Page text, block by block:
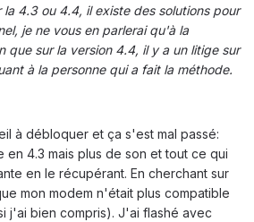
la 4.3 ou 4.4, il existe des solutions pour
je ne vous en parlerai qu'à la
que sur la version 4.4, il y a un litige sur
à la personne qui a fait la méthode.
à débloquer et ça s'est mal passé:
en 4.3 mais plus de son et tout ce qui
en le récupérant. En cherchant sur
mon modem n'était plus compatible
j'ai bien compris). J'ai flashé avec